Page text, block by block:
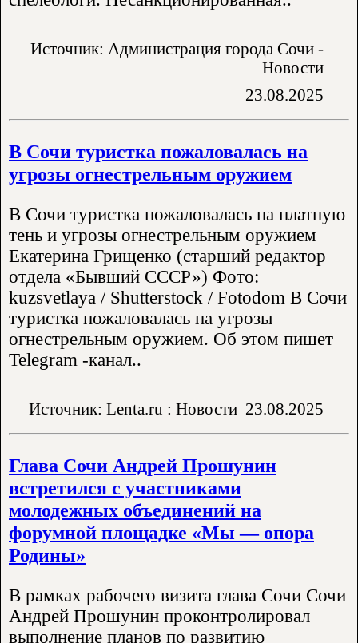
Источник: Администрация города Сочи -
Новости
23.08.2025
В Сочи туристка пожаловалась на
угрозы огнестрельным оружием
В Сочи туристка пожаловалась на платную
тень и угрозы огнестрельным оружием
Екатерина Грищенко (старший редактор
отдела «Бывший СССР») Фото:
kuzsvetlaya / Shutterstock / Fotodom В Сочи
туристка пожаловалась на угрозы
огнестрельным оружием. Об этом пишет
Telegram -канал..
Источник: Lenta.ru : Новости 23.08.2025
Глава Сочи Андрей Прошунин
встретился с участниками
молодежных объединений на
форумной площадке «Мы — опора
Родины»
В рамках рабочего визита глава Сочи Сочи
Андрей Прошунин проконтролировал
выполнение планов по развитию